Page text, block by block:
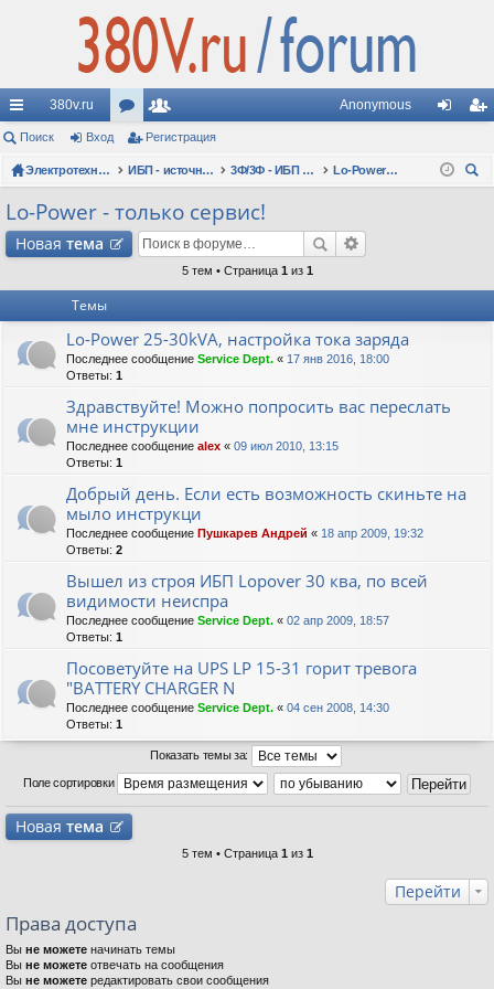
с
ы
лк
380v.ru
ор
ум
ол
ьз
ат
Anonymous
д ис
Поиск Вход Регистрация
Электротехнические форумы ИБП - источники бесперебойного питания 3Ф/3Ф - ИБП N-POWER: трехфазные 10 - 10000 кВА - вопросы по моделям
Lo-Power - только сервис!
Lo-Power - только сервис!
Новая тема
5 тем • Страница 1 из 1
Темы
Lo-Power 25-30kVA, настройка тока заряда
Последнее сообщение Service Dept. « 17 янв 2016, 18:00
Ответы: 1
Здравствуйте! Можно попросить вас переслать
мне инструкции
Последнее сообщение alex « 09 июл 2010, 13:15
Ответы: 1
Добрый день. Если есть возможность скиньте на
мыло инструкци
Последнее сообщение Пушкарев Андрей « 18 апр 2009, 19:32
Ответы: 2
Вышел из строя ИБП Lopover 30 ква, по всей
видимости неиспра
Последнее сообщение Service Dept. « 02 апр 2009, 18:57
Ответы: 1
Посоветуйте на UPS LP 15-31 горит тревога
"BATTERY CHARGER N
Последнее сообщение Service Dept. « 04 сен 2008, 14:30
Ответы: 1
Показать темы за:
Поле сортировки
Новая тема
5 тем • Страница 1 из 1
Перейти
Права доступа
Вы не можете начинать темы
Вы не можете отвечать на сообщения
Вы не можете редактировать свои сообщения